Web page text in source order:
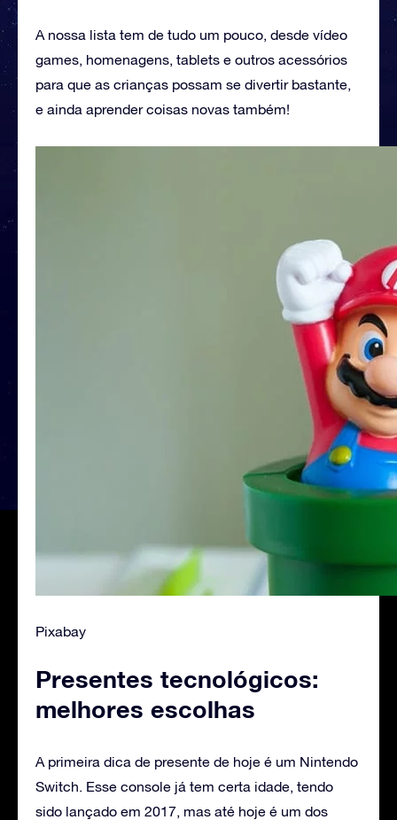
A nossa lista tem de tudo um pouco, desde vídeo
games, homenagens, tablets e outros acessórios
para que as crianças possam se divertir bastante,
e ainda aprender coisas novas também!
Pixabay
Presentes tecnológicos:
melhores escolhas
A primeira dica de presente de hoje é um Nintendo
Switch. Esse console já tem certa idade, tendo
sido lançado em 2017, mas até hoje é um dos